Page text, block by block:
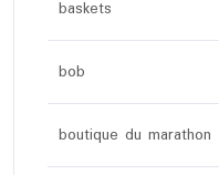
baskets
bob
boutique du marathon